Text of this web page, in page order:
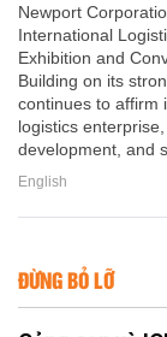
Newport
International
Exhibition and
Building on its
continues to affirm
logistics
development, and
English
ĐỪNG BỎ LỠ